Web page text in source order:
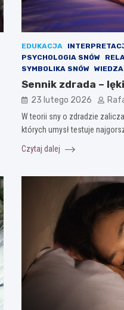
EDUKACJA
PSYCHOLOGIA SNÓW
SYMBOLIKA SNÓW WIEDZA
Sennik zdrada –
23 lutego 2026
W teorii sny o zdradzie
których umysł testuje
Czytaj dalej